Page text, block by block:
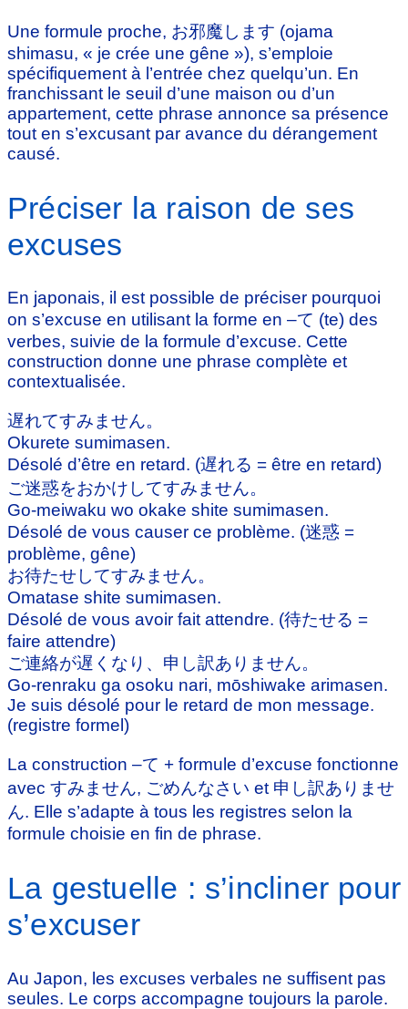
Une formule proche, お邪魔します (ojama
shimasu, « je crée une gêne »), s’emploie
spécifiquement à l’entrée chez quelqu’un. En
franchissant le seuil d’une maison ou d’un
appartement, cette phrase annonce sa présence
tout en s’excusant par avance du dérangement
causé.
Préciser la raison de ses
excuses
En japonais, il est possible de préciser pourquoi
on s’excuse en utilisant la forme en –て (te) des
verbes, suivie de la formule d’excuse. Cette
construction donne une phrase complète et
contextualisée.
遅れてすみません。
Okurete sumimasen.
Désolé d’être en retard. (遅れる = être en retard)
ご迷惑をおかけしてすみません。
Go-meiwaku wo okake shite sumimasen.
Désolé de vous causer ce problème. (迷惑 =
problème, gêne)
お待たせしてすみません。
Omatase shite sumimasen.
Désolé de vous avoir fait attendre. (待たせる =
faire attendre)
ご連絡が遅くなり、申し訳ありません。
Go-renraku ga osoku nari, mōshiwake arimasen.
Je suis désolé pour le retard de mon message.
(registre formel)
La construction –て + formule d’excuse fonctionne
avec すみません, ごめんなさい et 申し訳ありませ
ん. Elle s’adapte à tous les registres selon la
formule choisie en fin de phrase.
La gestuelle : s’incliner pour
s’excuser
Au Japon, les excuses verbales ne suffisent pas
seules. Le corps accompagne toujours la parole.